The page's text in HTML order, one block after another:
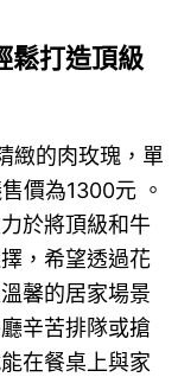
鬆打造頂級
緻的肉玫瑰，單
價為1300元 。
於將頂級和牛
，希望透過花
馨的居家場景
辛苦排隊或搶
在餐桌上與家